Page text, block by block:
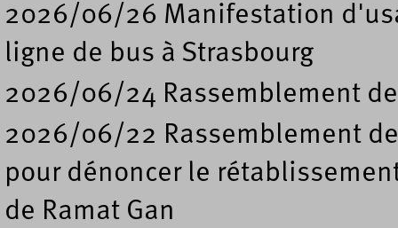
2026/06/26 Manifestation
ligne de bus à Strasbourg
2026/06/24 Rassemblement
2026/06/22 Rassemblement
pour dénoncer le
de Ramat Gan